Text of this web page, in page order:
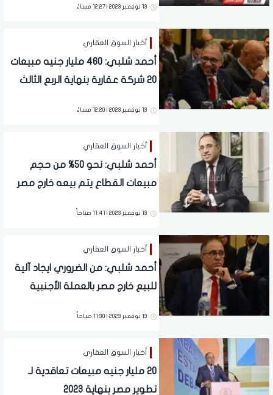
13 نوفمبر 2023 | 12:27 مساءً
أخبار السوق العقاري
أحمد شلبي: 460 مليار جنيه مبيعات
20 شركة عقارية بنهاية الربع الثالث
13 نوفمبر 2023 | 12:20 مساءً
أخبار السوق العقاري
أحمد شلبي: نحو 50% من حجم
مبيعات القطاع يتم بيعه خارج مصر
13 نوفمبر 2023 | 11:41 صباحاً
أخبار السوق العقاري
أحمد شلبي: من الضروري ايجاد آلية
للبيع خارج مصر بالعملة الأجنبية
13 نوفمبر 2023 | 11:30 صباحاً
أخبار السوق العقاري
20 مليار جنيه مبيعات تعاقدية لـ
تطوير مصر بنهاية 2023